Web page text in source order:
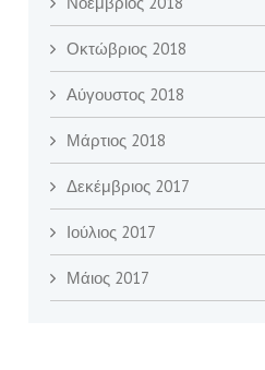
Οκτώβριος 2018
Αύγουστος 2018
Μάρτιος 2018
Δεκέμβριος 2017
Ιούλιος 2017
Μάιος 2017